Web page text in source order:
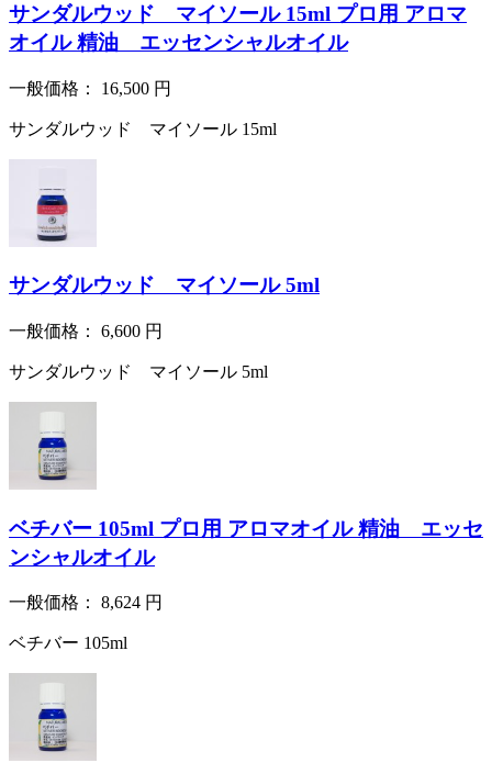
サンダルウッド マイソール 15ml プロ用 アロマ
オイル 精油 エッセンシャルオイル
一般価格： 16,500 円
サンダルウッド マイソール 15ml
サンダルウッド マイソール 5ml
一般価格： 6,600 円
サンダルウッド マイソール 5ml
ベチバー 105ml プロ用 アロマオイル 精油 エッセ
ンシャルオイル
一般価格： 8,624 円
ベチバー 105ml